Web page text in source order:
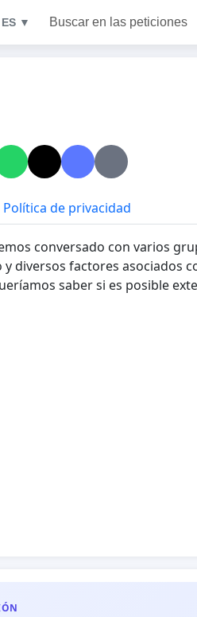
ES ▼ Buscar en las peticiones
Política de privacidad
conversado con varios
diversos factores asociados
saber si es posible